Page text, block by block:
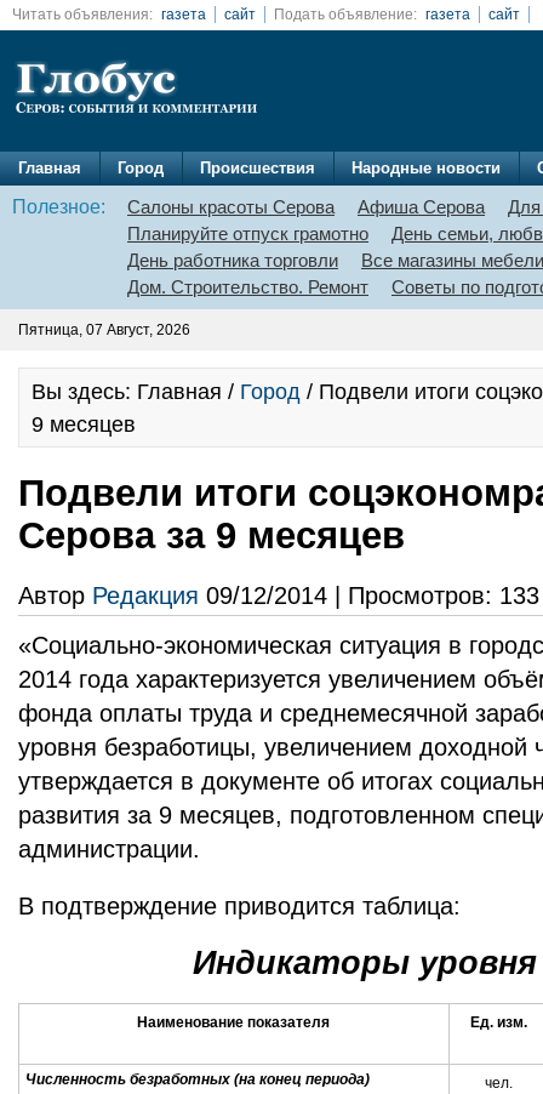
Читать объявления: газета сайт Подать объявление: газета сайт
Главная Город Происшествия Народные новости
Полезное: Салоны красоты Серова Афиша Серова
Для
Планируйте отпуск грамотно
День семьи,
День работника торговли
Все магазины мебели
Дом. Строительство. Ремонт
Советы по
Пятница, 07 Август, 2026
Вы здесь: Главная / Город / Подвели итоги
9 месяцев
Подвели итоги
Серова за 9 месяцев
Автор Редакция 09/12/2014 | Просмотров: 133
«Социально-экономическая ситуация в
2014 года характеризуется увеличением
фонда оплаты труда и среднемесячной
уровня безработицы, увеличением доходной
утверждается в документе об итогах
развития за 9 месяцев, подготовленном
администрации.
В подтверждение приводится таблица:
Индикаторы
Наименование показателя Ед. изм.
Численность безработных (на конец периода) чел.